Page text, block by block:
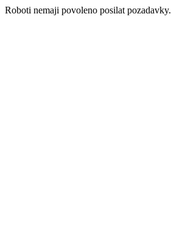
Roboti nemaji povoleno posilat pozadavky.